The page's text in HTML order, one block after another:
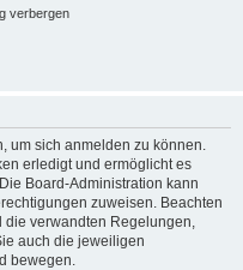
verbergen
um sich anmelden zu können.
erledigt und ermöglicht es
Board-Administration kann
zuweisen. Beachten
verwandten Regelungen,
auch die jeweiligen
bewegen.